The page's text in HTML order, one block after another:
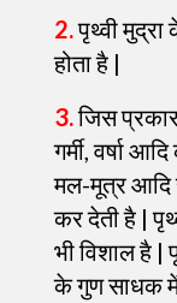
2.पृथ्वी
होता है |
3.जिस
गर्मी, वर्षा
मल-मूत्र आदि
कर देती है |
भी विशाल है |
के गुण साधक में